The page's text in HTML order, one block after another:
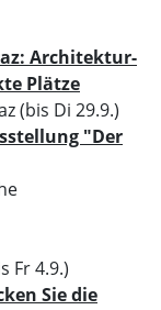
Architektur-
Plätze
(bis Di 29.9.)
"Der
Fr 4.9.)
Sie die